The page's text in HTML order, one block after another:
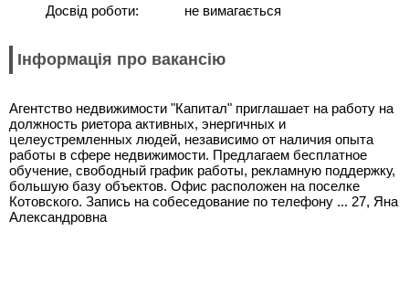
Досвід роботи:
не вимагається
Інформація про вакансію
Агентство недвижимости "Капитал" приглашает на работу на
должность риетора активных, энергичных и
целеустремленных людей, независимо от наличия опыта
работы в сфере недвижимости. Предлагаем бесплатное
обучение, свободный график работы, рекламную поддержку,
большую базу объектов. Офис расположен на поселке
Котовского. Запись на собеседование по телефону ... 27, Яна
Александровна